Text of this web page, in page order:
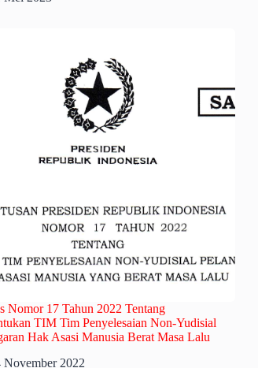
Nomor 17 Tahun 2022 Tentang
TIM Tim Penyelesaian Non-Yudisial
Hak Asasi Manusia Berat Masa Lalu
November 2022